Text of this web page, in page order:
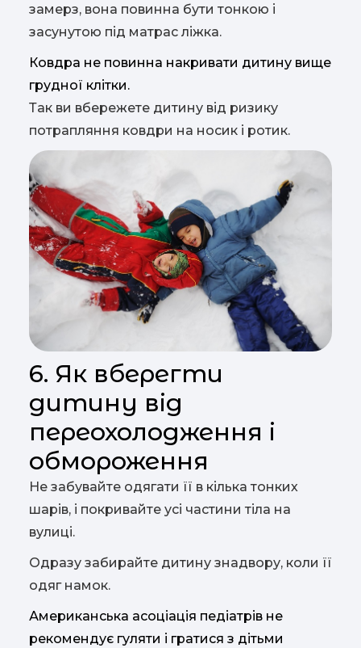
замерз, вона повинна бути тонкою і
засунутою під матрас ліжка.
Ковдра не повинна накривати дитину вище
грудної клітки.
Так ви вбережете дитину від ризику
потрапляння ковдри на носик і ротик.
6. Як вберегти
дитину від
переохолодження і
обмороження
Не забувайте одягати її в кілька тонких
шарів, і покривайте усі частини тіла на
вулиці.
Одразу забирайте дитину знадвору, коли її
одяг намок.
Американська асоціація педіатрів не
рекомендує гуляти і гратися з дітьми